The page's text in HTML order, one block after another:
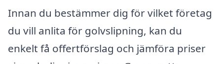
Innan du bestämmer dig för vilket företag
du vill anlita för golvslipning, kan du
enkelt få offertförslag och jämföra priser